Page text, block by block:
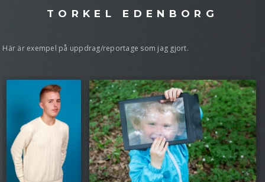
TORKEL EDENBORG
Här är exempel på uppdrag/reportage som jag gjort.